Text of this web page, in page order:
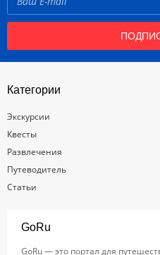
Категории
Экскурсии
Квесты
Развлечения
Путеводитель
Статьи
GoRu
GoRu — это портал для